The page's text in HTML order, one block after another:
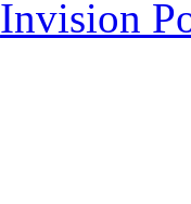
Invision